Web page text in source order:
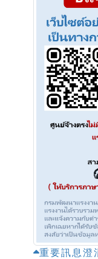
重要訊息澄